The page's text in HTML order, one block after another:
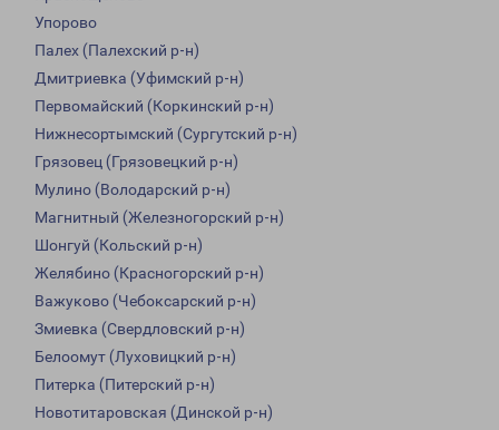
Упорово
Палех (Палехский р-н)
Дмитриевка (Уфимский р-н)
Первомайский (Коркинский р-н)
Нижнесортымский (Сургутский р-н)
Грязовец (Грязовецкий р-н)
Мулино (Володарский р-н)
Магнитный (Железногорский р-н)
Шонгуй (Кольский р-н)
Желябино (Красногорский р-н)
Важуково (Чебоксарский р-н)
Змиевка (Свердловский р-н)
Белоомут (Луховицкий р-н)
Питерка (Питерский р-н)
Новотитаровская (Динской р-н)